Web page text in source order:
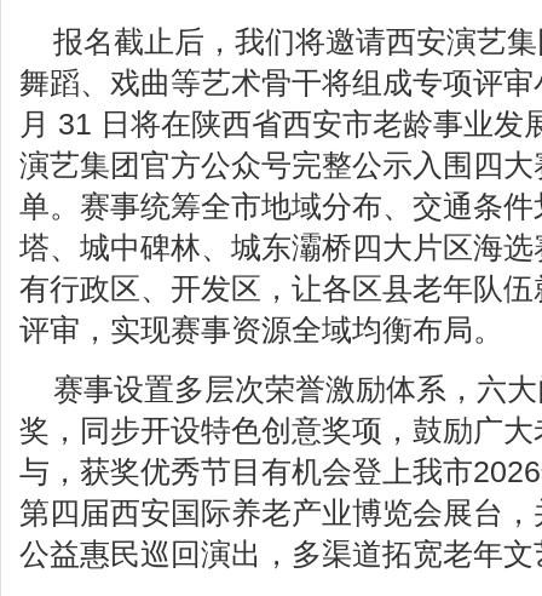
报名截止后，我们将邀请西安演艺
舞蹈、戏曲等艺术骨干将组成专项评
月 31 日将在陕西省西安市老龄事业发
演艺集团官方公众号完整公示入围四
单。赛事统筹全市地域分布、交通条
塔、城中碑林、城东灞桥四大片区海
有行政区、开发区，让各区县老年队
评审，实现赛事资源全域均衡布局。
赛事设置多层次荣誉激励体系，六
奖，同步开设特色创意奖项，鼓励广
与，获奖优秀节目有机会登上我市
第四届西安国际养老产业博览会展台
公益惠民巡回演出，多渠道拓宽老年